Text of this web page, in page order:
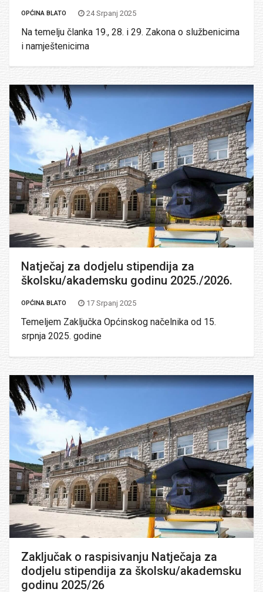
OPĆINA BLATO 24 Srpanj 2025
Na temelju članka 19., 28. i 29. Zakona o službenicima
i namještenicima
Natječaj za dodjelu stipendija za
školsku/akademsku godinu 2025./2026.
OPĆINA BLATO 17 Srpanj 2025
Temeljem Zaključka Općinskog načelnika od 15.
srpnja 2025. godine
Zaključak o raspisivanju Natječaja za
dodjelu stipendija za školsku/akademsku
godinu 2025/26